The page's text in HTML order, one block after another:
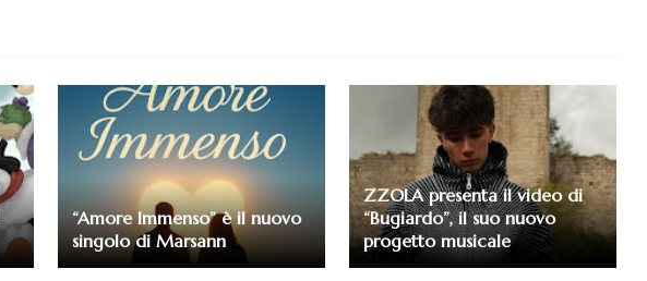
“Amore Immenso” è il nuovo
singolo di Marsann
ZZOLA presenta il video di
“Bugiardo”, il suo nuovo
progetto musicale